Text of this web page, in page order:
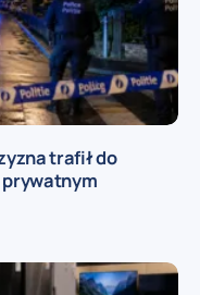
trafił do